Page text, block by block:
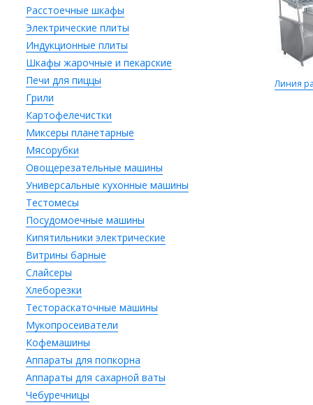
Расстоечные шкафы
Электрические плиты
Индукционные плиты
Шкафы жарочные и пекарские
Печи для пиццы
Грили
Картофелечистки
Миксеры планетарные
Мясорубки
Овощерезательные машины
Универсальные кухонные машины
Тестомесы
Посудомоечные машины
Кипятильники электрические
Витрины барные
Слайсеры
Хлеборезки
Тестораскаточные машины
Мукопросеиватели
Кофемашины
Аппараты для попкорна
Аппараты для сахарной ваты
Чебуречницы
Линия